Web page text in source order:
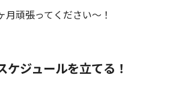
頑張ってください〜！
ケジュールを立てる！